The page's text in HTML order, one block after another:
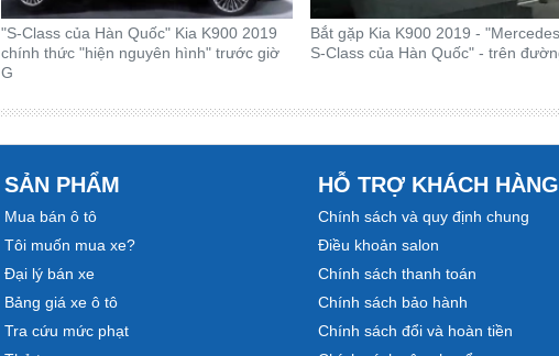
"S-Class của Hàn Quốc" Kia K900 2019
chính thức "hiện nguyên hình" trước giờ
G
Bắt gặp Kia K900 2019 -
S-Class của Hàn Quốc" - trên
SẢN PHẨM
Mua bán ô tô
Tôi muốn mua xe?
Đại lý bán xe
Bảng giá xe ô tô
Tra cứu mức phạt
HỖ TRỢ KHÁCH HÀNG
Chính sách và quy định chung
Điều khoản salon
Chính sách thanh toán
Chính sách bảo hành
Chính sách đổi và hoàn tiền